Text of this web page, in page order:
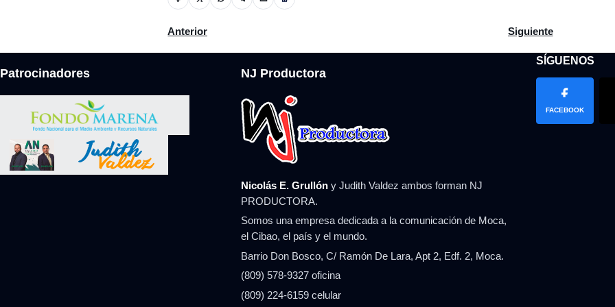
Artículo anterior: Senaduría de Espaillat ofrece traslado y soporte a beneficiarios de las
Anterior Artículo siguiente:
Siguiente
Patrocinadores NJ Productora
Nicolás E. Grullóny Judith Valdez ambos forman NJ
PRODUCTORA.
Somos una empresa dedicada a la comunicación de Moca,
el Cibao, el país y el mundo.
Barrio Don Bosco, C/ Ramón De Lara, Apt 2, Edf. 2, Moca.
(809) 578-9327 oficina
(809) 224-6159 celular
SÍGUENOS
FACEBOOK